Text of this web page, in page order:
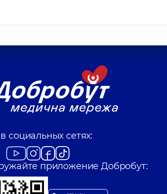
социальных сетях:
приложение Добробут: